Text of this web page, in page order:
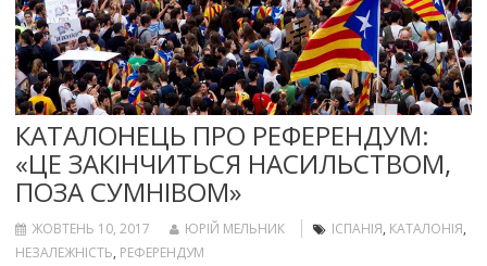
КАТАЛОНЕЦЬ ПРО РЕФЕРЕНДУМ:
«ЦЕ ЗАКІНЧИТЬСЯ НАСИЛЬСТВОМ,
ПОЗА СУМНІВОМ»
ЖОВТЕНЬ 10, 2017 ЮРІЙ МЕЛЬНИК ІСПАНІЯ, КАТАЛОНІЯ,
НЕЗАЛЕЖНІСТЬ, РЕФЕРЕНДУМ